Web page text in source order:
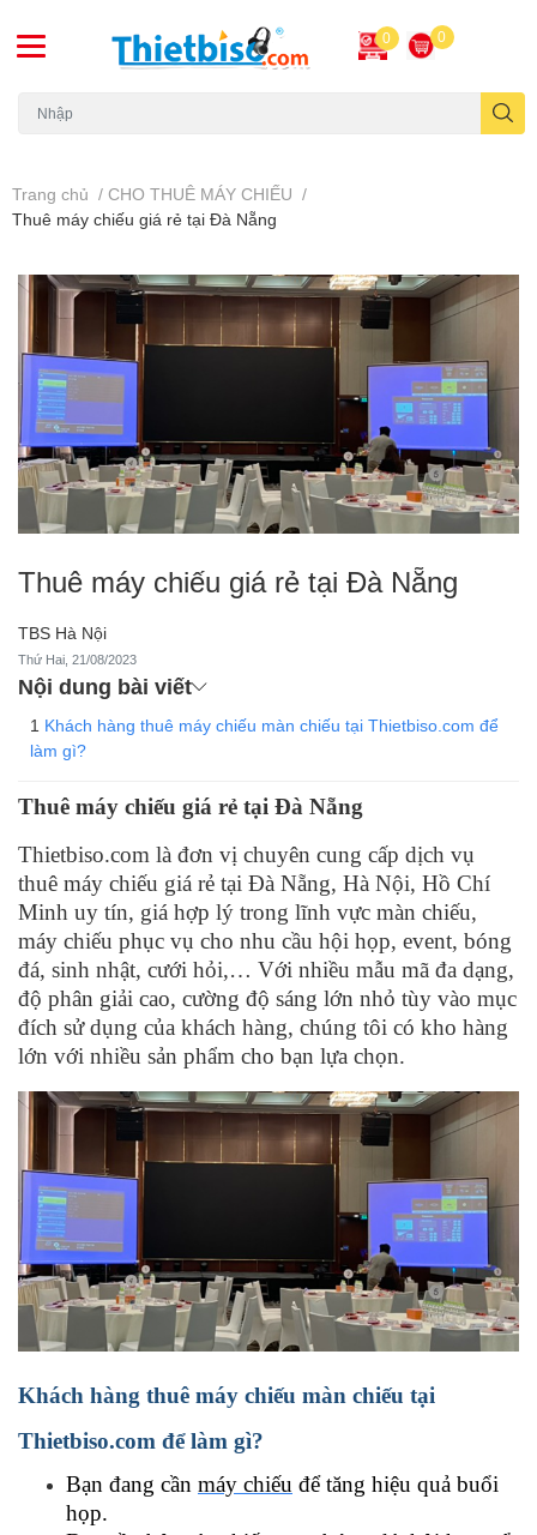
0 0
Trang chủ / CHO THUÊ MÁY CHIẾU /
Thuê máy chiếu giá rẻ tại Đà Nẵng
Thuê máy chiếu giá rẻ tại Đà Nẵng
TBS Hà Nội
Thứ Hai, 21/08/2023
Nội dung bài viết
Khách hàng thuê máy chiếu màn chiếu tại Thietbiso.com để
làm gì?
Thuê máy chiếu giá rẻ tại Đà Nẵng
Thietbiso.com là đơn vị chuyên cung cấp dịch vụ
thuê máy chiếu giá rẻ tại Đà Nẵng, Hà Nội, Hồ Chí
Minh uy tín, giá hợp lý trong lĩnh vực màn chiếu,
máy chiếu phục vụ cho nhu cầu hội họp, event, bóng
đá, sinh nhật, cưới hỏi,… Với nhiều mẫu mã đa dạng,
độ phân giải cao, cường độ sáng lớn nhỏ tùy vào mục
đích sử dụng của khách hàng, chúng tôi có kho hàng
lớn với nhiều sản phẩm cho bạn lựa chọn.
Khách hàng thuê máy chiếu màn chiếu tại
Thietbiso.com để làm gì?
Bạn đang cần máy chiếu để tăng hiệu quả buổi
họp.